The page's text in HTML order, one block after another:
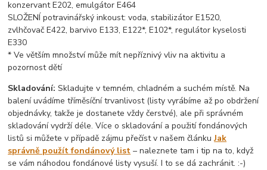
konzervant E202, emulgátor E464
SLOŽENÍ potravinářský inkoust: voda, stabilizátor E1520,
zvlhčovač E422, barvivo E133, E122*, E102*, regulátor kyselosti
E330
* Ve větším množství může mít nepříznivý vliv na aktivitu a
pozornost dětí
Skladování: Skladujte v temném, chladném a suchém místě. Na
balení uvádíme tříměsíční trvanlivost (listy vyrábíme až po obdržení
objednávky, takže je dostanete vždy čerstvé), ale při správném
skladování vydrží déle. Více o skladování a použití fondánových
listů si můžete v případě zájmu přečíst v našem článkuJak
správně použít fondánový list – naleznete tam i tip na to, když
se vám náhodou fondánové listy vysuší. I to se dá zachránit. :-)